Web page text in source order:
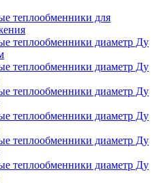
теплообменники для
теплообменники диаметр Ду
теплообменники диаметр Ду
теплообменники диаметр Ду
теплообменники диаметр Ду
теплообменники диаметр Ду
теплообменники диаметр Ду